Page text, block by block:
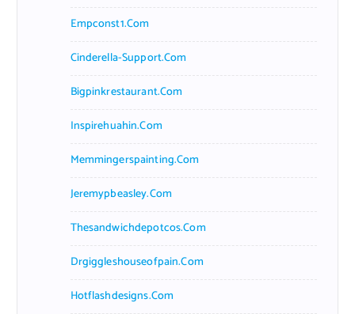
Empconst1.com
Cinderella-Support.com
Bigpinkrestaurant.com
Inspirehuahin.com
Memmingerspainting.com
Jeremypbeasley.com
Thesandwichdepotcos.com
Drgiggleshouseofpain.com
Hotflashdesigns.com